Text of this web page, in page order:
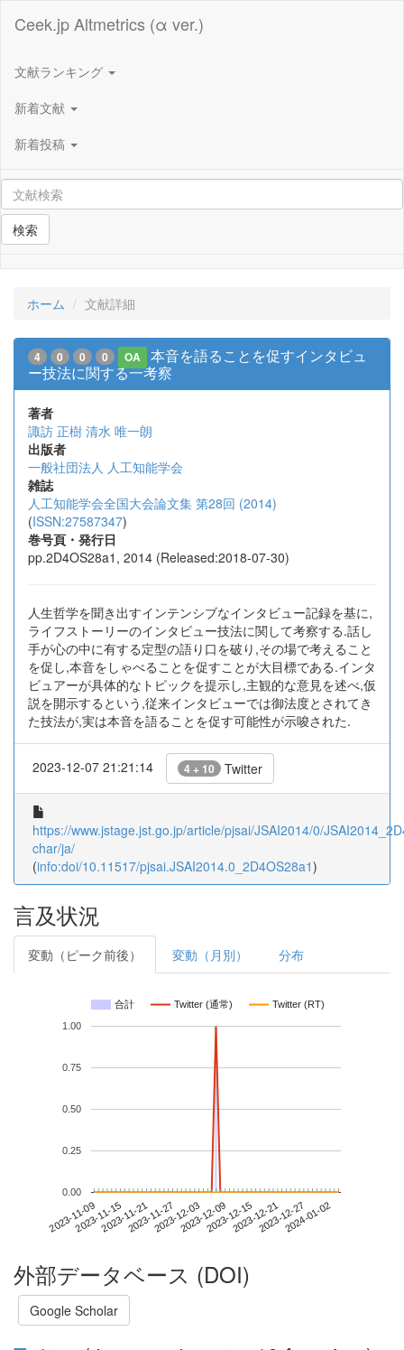
Ceek.jp Altmetrics (α ver.)
文献ランキング
新着文献
新着投稿
検索
ホーム 文献詳細
4 0 0 0 OA
本音を語ることを促すインタビュ
ー技法に関する一考察
著者
諏訪 正樹 清水 唯一朗
出版者
一般社団法人 人工知能学会
雑誌
人工知能学会全国大会論文集 第28回 (2014)
(ISSN:27587347)
巻号頁・発行日
pp.2D4OS28a1, 2014 (Released:2018-07-30)
人生哲学を聞き出すインテンシブなインタビュー記録を基に,
ライフストーリーのインタビュー技法に関して考察する.話し
手が心の中に有する定型の語り口を破り,その場で考えること
を促し,本音をしゃべることを促すことが大目標である.インタ
ビュアーが具体的なトピックを提示し,主観的な意見を述べ,仮
説を開示するという,従来インタビューでは御法度とされてき
た技法が,実は本音を語ることを促す可能性が示唆された.
2023-12-07 21:21:14 4 + 10 Twitter
https://www.jstage.jst.go.jp/article/pjsai/JSAI2014/0/
char/ja/
(info:doi/10.11517/pjsai.JSAI2014.0_2D4OS28a1)
言及状況
変動（ピーク前後） 変動（月別） 分布
合計 Twitter (通常) Twitter (RT)
2023-11-092023-11-152023-11-212023-11-272023-12-032023-12-092023-12-152023-12-212023-12-272024-01-02
0.00
0.25
0.50
0.75
1.00
外部データベース (DOI)
Google Scholar